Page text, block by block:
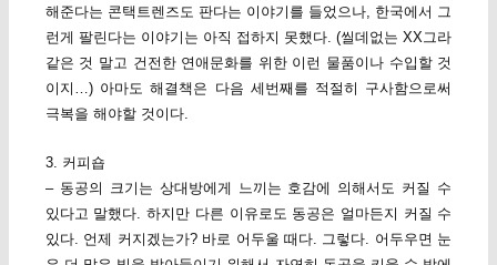
해준다는 콘택트렌즈도 판다는 이야기를 들었으나, 한국에서 그
런게 팔린다는 이야기는 아직 접하지 못했다. (씰데없는 XX그라
같은 것 말고 건전한 연애문화를 위한 이런 물품이나 수입할 것
이지…) 아마도 해결책은 다음 세번째를 적절히 구사함으로써
극복을 해야할 것이다.
3. 커피숍
– 동공의 크기는 상대방에게 느끼는 호감에 의해서도 커질 수
있다고 말했다. 하지만 다른 이유로도 동공은 얼마든지 커질 수
있다. 언제 커지겠는가? 바로 어두울 때다. 그렇다. 어두우면 눈